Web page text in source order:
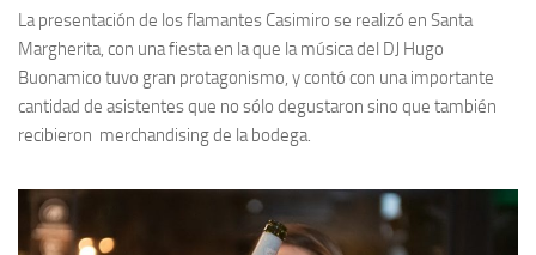
La presentación de los flamantes Casimiro se realizó en Santa
Margherita, con una fiesta en la que la música del DJ Hugo
Buonamico tuvo gran protagonismo, y contó con una importante
cantidad de asistentes que no sólo degustaron sino que también
recibieron merchandising de la bodega.